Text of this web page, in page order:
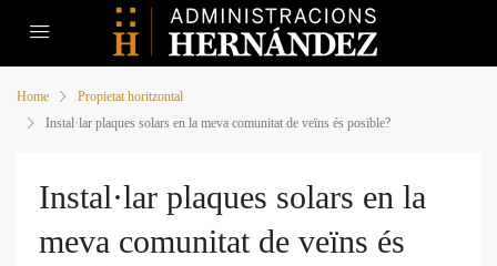
Home
Propietat horitzontal
Instal·lar plaques solars en la meva comunitat de veïns és posible?
Instal·lar plaques solars en la
meva comunitat de veïns és